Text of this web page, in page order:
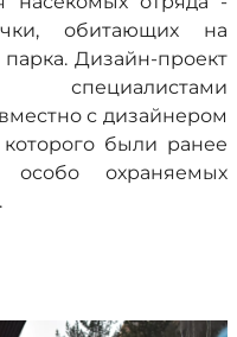
обитающих на
Дизайн-проект
специалистами
с дизайнером
были ранее
охраняемых